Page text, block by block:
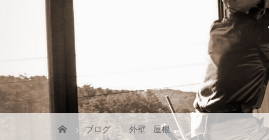
ブログ 外壁 屋根